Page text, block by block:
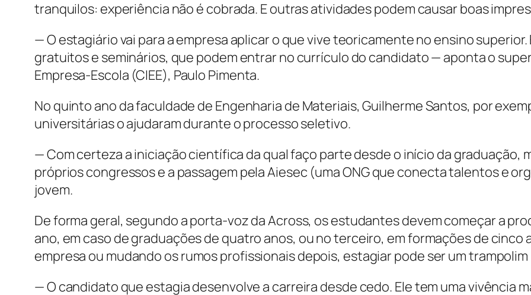
tranquilos: experiência não é cobrada. E outras atividades podem causar boas
— O estagiário vai para a empresa aplicar o que vive teoricamente no ensino
gratuitos e seminários, que podem entrar no currículo do candidato — aponta o
Empresa-Escola (CIEE), Paulo Pimenta.
No quinto ano da faculdade de Engenharia de Materiais, Guilherme Santos, por
universitárias o ajudaram durante o processo seletivo.
— Com certeza a iniciação científica da qual faço parte desde o início da graduação,
próprios congressos e a passagem pela Aiesec (uma ONG que conecta talentos e
jovem.
De forma geral, segundo a porta-voz da Across, os estudantes devem começar a
ano, em caso de graduações de quatro anos, ou no terceiro, em formações de cinco
empresa ou mudando os rumos profissionais depois, estagiar pode ser um
— O candidato que estagia desenvolve a carreira desde cedo. Ele tem uma vivência